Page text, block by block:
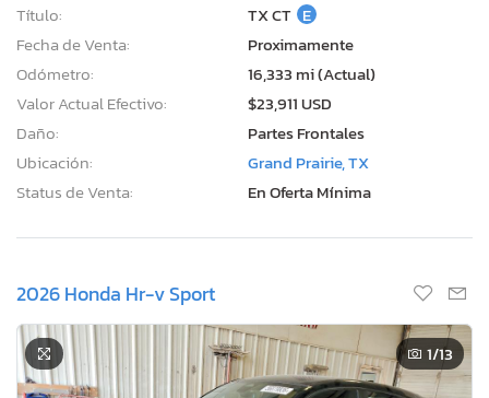
Título:
TX CT E
Fecha de Venta:
Proximamente
Odómetro:
16,333 mi (Actual)
Valor Actual Efectivo:
$23,911 USD
Daño:
Partes Frontales
Ubicación:
Grand Prairie, TX
Status de Venta:
En Oferta Mínima
2026 Honda Hr-v Sport
1/13